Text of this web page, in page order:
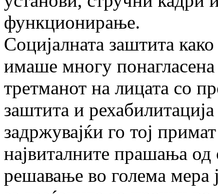
функционирање.
Социјалната заштита
имаше многу
третманот на лицата со
заштита и
задржувајќи го тој
највиталните прашања
решавање во голема мера